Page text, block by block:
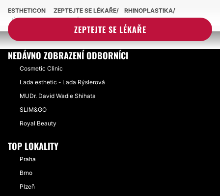
ZEPTEJTE SE LÉKAŘE
ESTHETICON ZEPTEJTE SE LÉKAŘE
RHINOPLASTIKA
ÚPRAVA NOSU BOXERŮ
NEDÁVNO ZOBRAZENÍ ODBORNÍCI
Cosmetic Clinic
Lada esthetic - Lada Rýslerová
MUDr. David Wadie Shihata
SLIM&GO
Royal Beauty
TOP LOKALITY
Praha
Brno
Plzeň